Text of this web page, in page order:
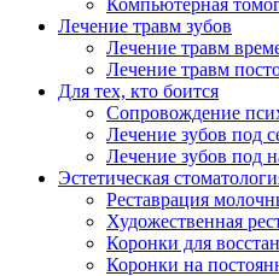
Компьютерная
Лечение травм зубов
Лечение травм
Лечение травм
Для тех, кто боится
Сопровождение
Лечение зубов под
Лечение зубов под
Эстетическая
Реставрация
Художественная
Коронки для
Коронки на